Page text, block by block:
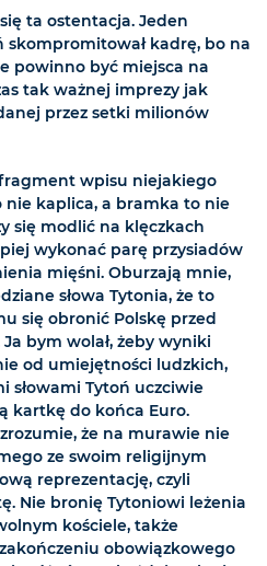
ta ostentacja. Jeden
skompromitował kadrę, bo na
powinno być miejsca na
tak ważnej imprezy jak
przez setki milionów
wpisu niejakiego
nie kaplica, a bramka to nie
się modlić na klęczkach
wykonać parę przysiadów
mięśni. Oburzają mnie,
słowa Tytonia, że to
się obronić Polskę przed
bym wolał, żeby wyniki
od umiejętności ludzkich,
słowami Tytoń uczciwie
kartkę do końca Euro.
że na murawie nie
ze swoim religijnym
reprezentację, czyli
Nie bronię Tytoniowi leżenia
kościele, także
obowiązkowego